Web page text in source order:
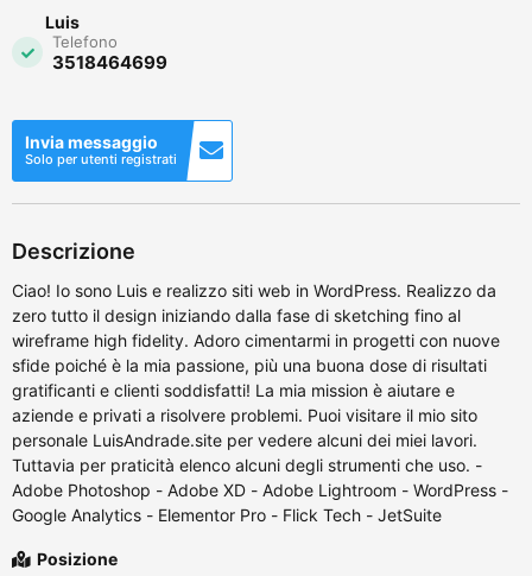
Luis
Telefono
3518464699
Invia messaggio
Solo per utenti registrati
Descrizione
Ciao! Io sono Luis e realizzo siti web in WordPress. Realizzo da
zero tutto il design iniziando dalla fase di sketching fino al
wireframe high fidelity. Adoro cimentarmi in progetti con nuove
sfide poiché è la mia passione, più una buona dose di risultati
gratificanti e clienti soddisfatti! La mia mission è aiutare e
aziende e privati a risolvere problemi. Puoi visitare il mio sito
personale LuisAndrade.site per vedere alcuni dei miei lavori.
Tuttavia per praticità elenco alcuni degli strumenti che uso. -
Adobe Photoshop - Adobe XD - Adobe Lightroom - WordPress -
Google Analytics - Elementor Pro - Flick Tech - JetSuite
Posizione